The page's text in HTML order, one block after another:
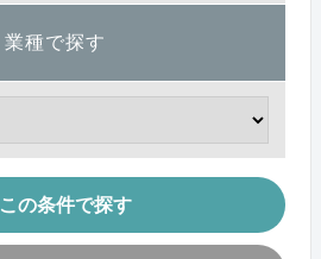
業種で探す
この条件で探す